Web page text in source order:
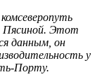
Пясиной. Этот
данным, он
у
Порту.